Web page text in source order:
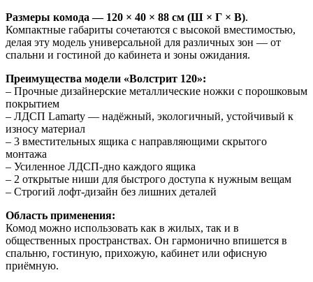
Размеры комода — 120 × 40 × 88 см (Ш × Г × В).
Компактные габариты сочетаются с высокой вместимостью,
делая эту модель универсальной для различных зон — от
спальни и гостиной до кабинета и зоны ожидания.
Преимущества модели «Волстрит 120»:
– Прочные дизайнерские металлические ножки с порошковым
покрытием
– ЛДСП Lamarty — надёжный, экологичный, устойчивый к
износу материал
– 3 вместительных ящика с направляющими скрытого
монтажа
– Усиленное ЛДСП-дно каждого ящика
– 2 открытые ниши для быстрого доступа к нужным вещам
– Строгий лофт-дизайн без лишних деталей
Область применения:
Комод можно использовать как в жилых, так и в
общественных пространствах. Он гармонично впишется в
спальню, гостиную, прихожую, кабинет или офисную
приёмную.